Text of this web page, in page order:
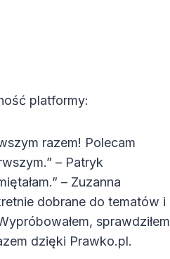
platformy:
razem! Polecam
– Patryk
– Zuzanna
dobrane do tematów i
sprawdziłem
dzięki Prawko.pl.